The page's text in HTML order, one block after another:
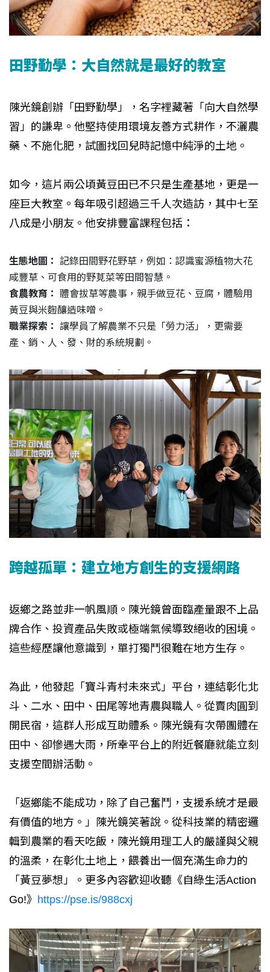
田野勤學：大自然就是最好的教室
陳光鏡創辦「田野勤學」，名字裡藏著「向大自然學
習」的謙卑。他堅持使用環境友善方式耕作，不灑農
藥、不施化肥，試圖找回兒時記憶中純淨的土地。
如今，這片兩公頃黃豆田已不只是生產基地，更是一
座巨大教室。每年吸引超過三千人次造訪，其中七至
八成是小朋友。他安排豐富課程包括：
生態地圖： 記錄田間野花野草，例如：認識蜜源植物大花
咸豐草、可食用的野莧菜等田間智慧。
食農教育： 體會拔草等農事，親手做豆花、豆腐，體驗用
黃豆與米麴釀造味噌。
職業探索： 讓學員了解農業不只是「勞力活」，更需要
產、銷、人、發、財的系統規劃。
跨越孤單：建立地方創生的支援網路
返鄉之路並非一帆風順。陳光鏡曾面臨產量跟不上品
牌合作、投資產品失敗或極端氣候導致絕收的困境。
這些經歷讓他意識到，單打獨鬥很難在地方生存。
為此，他發起「寶斗青村未來式」平台，連結彰化北
斗、二水、田中、田尾等地青農與職人。從賣肉圓到
開民宿，這群人形成互助體系。陳光鏡有次帶團體在
田中、卻慘遇大雨，所幸平台上的附近餐廳就能立刻
支援空間辦活動。
「返鄉能不能成功，除了自己奮鬥，支援系統才是最
有價值的地方。」陳光鏡笑著說。從科技業的精密邏
輯到農業的看天吃飯，陳光鏡用理工人的嚴謹與父親
的溫柔，在彰化土地上，餵養出一個充滿生命力的
「黃豆夢想」。更多內容歡迎收聽《自綠生活Action
Go!》 https://pse.is/988cxj